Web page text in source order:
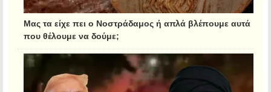
Μας τα είχε πει ο Νοστράδαμος ή απλά βλέπουμε αυτά
που θέλουμε να δούμε;